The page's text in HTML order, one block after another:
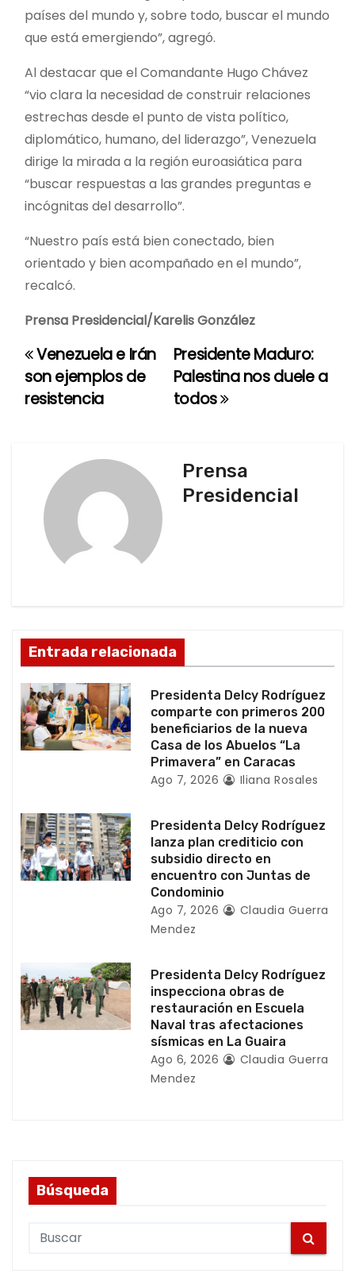
países del mundo y, sobre todo, buscar el mundo
que está emergiendo”, agregó.
Al destacar que el Comandante Hugo Chávez
“vio clara la necesidad de construir relaciones
estrechas desde el punto de vista político,
diplomático, humano, del liderazgo”, Venezuela
dirige la mirada a la región euroasiática para
“buscar respuestas a las grandes preguntas e
incógnitas del desarrollo”.
“Nuestro país está bien conectado, bien
orientado y bien acompañado en el mundo”,
recalcó.
Prensa Presidencial/Karelis González
N
a
n
d
e
e
t
r
a
s
Presidente Maduro:
Palestina nos duele a
todos
Venezuela e Irán
son ejemplos de
resistencia
Prensa
Presidencial
Entrada relacionada
Presidenta Delcy Rodríguez
comparte con primeros 200
beneficiarios de la nueva
Casa de los Abuelos “La
Primavera” en Caracas
Ago 7, 2026 Iliana Rosales
Presidenta Delcy Rodríguez
lanza plan crediticio con
subsidio directo en
encuentro con Juntas de
Condominio
Ago 7, 2026
Claudia Guerra
Mendez
Presidenta Delcy Rodríguez
inspecciona obras de
restauración en Escuela
Naval tras afectaciones
sísmicas en La Guaira
Ago 6, 2026
Claudia Guerra
Mendez
Búsqueda